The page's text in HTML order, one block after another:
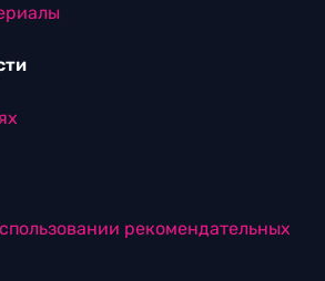
рекомендательных